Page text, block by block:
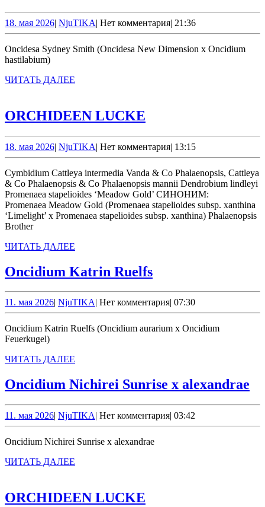
Smith
18. мая 202618.
мая
2026
| NjuTIKANjuTIKA
| Нет комментария| 21:36
Oncidesa Sydney Smith (Oncidesa New Dimension x Oncidium
hastilabium)
ЧИТАТЬ ДАЛЕЕ
ORCHIDEEN LUCKE
18. мая 202618.
мая
2026
| NjuTIKANjuTIKA
| Нет комментария| 13:15
Cymbidium Cattleya intermedia Vanda & Co Phalaenopsis, Cattleya
& Co Phalaenopsis & Co Phalaenopsis mannii Dendrobium lindleyi
Promenaea stapelioides ‘Meadow Gold’ СИНОНИМ:
Promenaea Meadow Gold (Promenaea stapelioides subsp. xanthina
‘Limelight’ x Promenaea stapelioides subsp. xanthina) Phalaenopsis
Brother
ЧИТАТЬ ДАЛЕЕ
Oncidium Katrin RuelfsOncidium
Ruelfs
11. мая 202611.
мая
2026
NjuTIKANjuTIKA
Нет комментария 07:30
Oncidium Katrin Ruelfs (Oncidium aurarium x Oncidium
Feuerkugel)
ЧИТАТЬ ДАЛЕЕ
Oncidium Nichirei Sunrise x alexandrae
11. мая 202611.
мая
2026
| NjuTIKANjuTIKA
| Нет комментария| 03:42
Oncidium Nichirei Sunrise x alexandrae
ЧИТАТЬ ДАЛЕЕ
ORCHIDEEN LUCKE